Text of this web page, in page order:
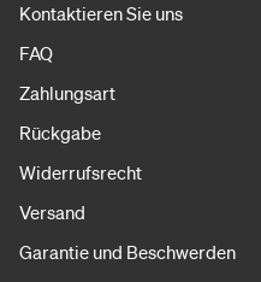
Kontaktieren Sie uns
FAQ
Zahlungsart
Rückgabe
Widerrufsrecht
Versand
Garantie und Beschwerden